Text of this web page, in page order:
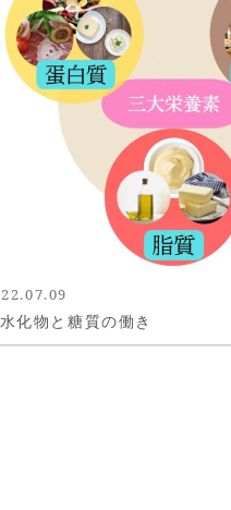
化物と糖質の働き